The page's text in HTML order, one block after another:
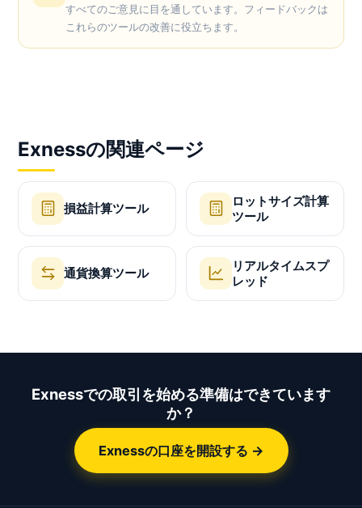
すべてのご意見に目を通しています。フィードバックは
これらのツールの改善に役立ちます。
Exnessの関連ページ
損益計算ツール
ロットサイズ計算
ツール
通貨換算ツール
リアルタイムスプ
レッド
Exnessでの取引を始める準備はできています
か？
Exnessの口座を開設する →